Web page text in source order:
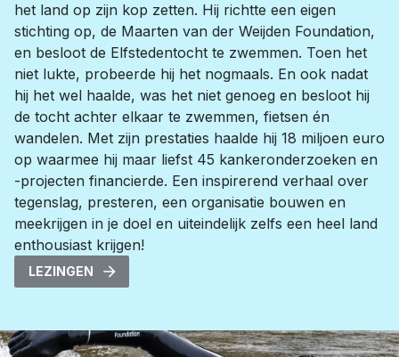
het land op zijn kop zetten. Hij richtte een eigen
stichting op, de Maarten van der Weijden Foundation,
en besloot de Elfstedentocht te zwemmen. Toen het
niet lukte, probeerde hij het nogmaals. En ook nadat
hij het wel haalde, was het niet genoeg en besloot hij
de tocht achter elkaar te zwemmen, fietsen én
wandelen. Met zijn prestaties haalde hij 18 miljoen euro
op waarmee hij maar liefst 45 kankeronderzoeken en
-projecten financierde. Een inspirerend verhaal over
tegenslag, presteren, een organisatie bouwen en
meekrijgen in je doel en uiteindelijk zelfs een heel land
enthousiast krijgen!
LEZINGEN